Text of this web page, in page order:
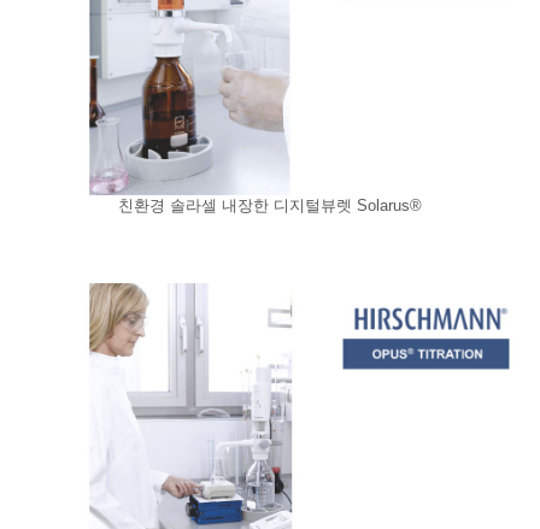
친환경 솔라셀 내장한 디지털뷰렛 Solarus®